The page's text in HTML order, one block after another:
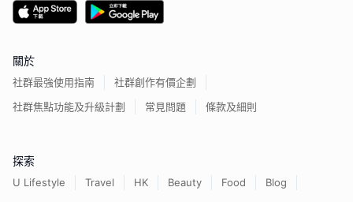
關於
社群最強使用指南
社群創作有價企劃
社群焦點功能及升級計劃
常見問題 條款及細則
探索
U Lifestyle Travel HK Beauty Food
Blog